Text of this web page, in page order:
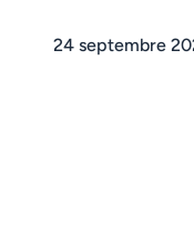
24 septembre